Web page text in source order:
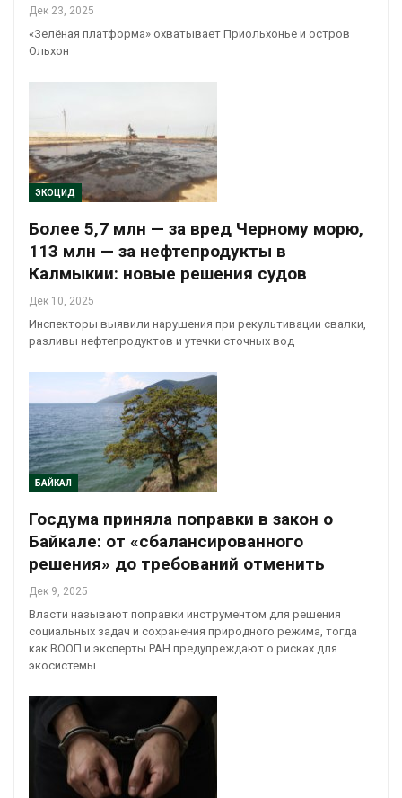
Дек 23, 2025
«Зелёная платформа» охватывает Приольхонье и остров
Ольхон
ЭКОЦИД
Более 5,7 млн — за вред Черному морю,
113 млн — за нефтепродукты в
Калмыкии: новые решения судов
Дек 10, 2025
Инспекторы выявили нарушения при рекультивации свалки,
разливы нефтепродуктов и утечки сточных вод
БАЙКАЛ
Госдума приняла поправки в закон о
Байкале: от «сбалансированного
решения» до требований отменить
Дек 9, 2025
Власти называют поправки инструментом для решения
социальных задач и сохранения природного режима, тогда
как ВООП и эксперты РАН предупреждают о рисках для
экосистемы